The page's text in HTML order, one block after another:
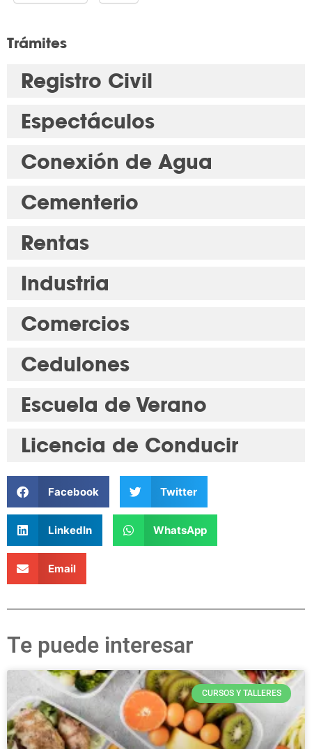
Trámites
Registro Civil
Espectáculos
Conexión de Agua
Cementerio
Rentas
Industria
Comercios
Cedulones
Escuela de Verano
Licencia de Conducir
Facebook Twitter
LinkedIn WhatsApp
Email
Te puede interesar
CURSOS Y TALLERES